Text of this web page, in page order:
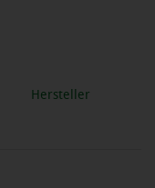
Hersteller